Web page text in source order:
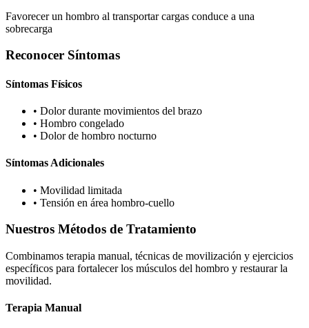
Favorecer un hombro al transportar cargas conduce a una
sobrecarga
Reconocer Síntomas
Síntomas Físicos
• Dolor durante movimientos del brazo
• Hombro congelado
• Dolor de hombro nocturno
Síntomas Adicionales
• Movilidad limitada
• Tensión en área hombro-cuello
Nuestros Métodos de Tratamiento
Combinamos terapia manual, técnicas de movilización y ejercicios
específicos para fortalecer los músculos del hombro y restaurar la
movilidad.
Terapia Manual